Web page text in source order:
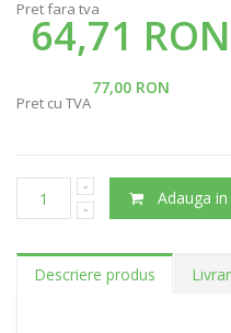
Pret fara tva
64,71 RON
77,00 RON
Pret cu TVA
Adauga
Descriere produs